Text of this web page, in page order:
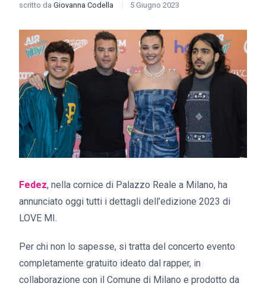
scritto da Giovanna Codella 5 Giugno 2023
Fedez, nella cornice di Palazzo Reale a Milano, ha
annunciato oggi tutti i dettagli dell’edizione 2023 di
LOVE MI.
Per chi non lo sapesse, si tratta del concerto evento
completamente gratuito ideato dal rapper, in
collaborazione con il Comune di Milano e prodotto da